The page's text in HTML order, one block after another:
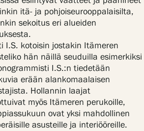
itä- ja pohjoiseurooppalaisilta,
sekoitus eri alueiden
I.S. kotoisin jostakin Itämeren
hän näillä seuduilla esimerkiksi
I.S.:n tiedetään
erään alankomaalaisen
Hollannin laajat
myös Itämeren perukoille,
ovat yksi mahdollinen
asusteille ja interiööreille.